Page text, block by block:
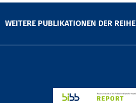
WEITERE PUBLIKATIONEN DER REIHE